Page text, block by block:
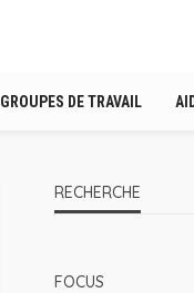
GROUPES DE TRAVAIL
RECHERCHE
FOCUS